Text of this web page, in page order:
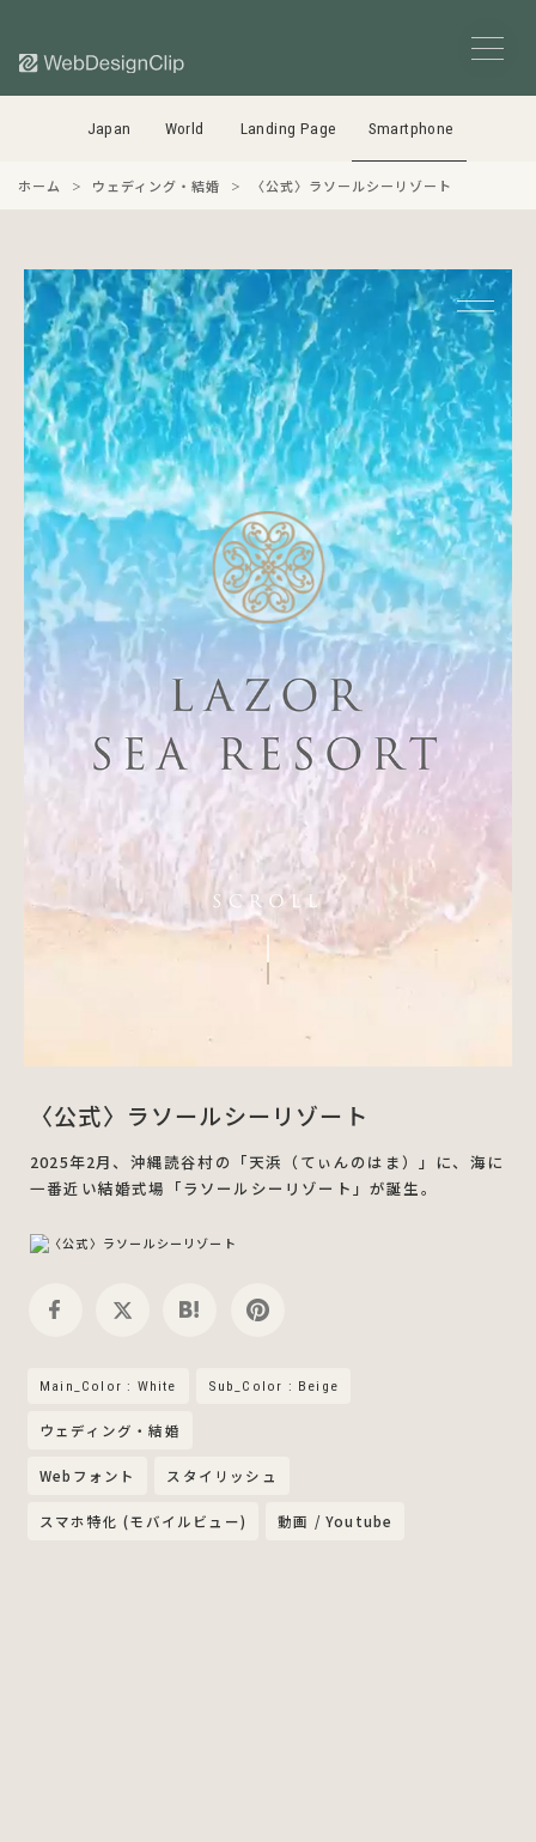
Japan World Landing Page Smartphone
ホーム ウェディング・結婚 〈公式〉ラソールシーリゾート
〈公式〉ラソールシーリゾート
2025年2月、沖縄読谷村の「天浜（てぃんのはま）」に、海に
一番近い結婚式場「ラソールシーリゾート」が誕生。
Main_Color : White Sub_Color : Beige
ウェディング・結婚
Webフォント スタイリッシュ
スマホ特化 (モバイルビュー) 動画 / Youtube